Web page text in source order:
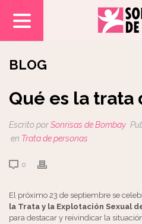
BLOG
Qué es la trata
Escrito porSonrisas de Bombay
en Trata de personas
0
El próximo 23 de septiembre se
la Trata y la Explotación Sexual
para destacar y reivindicar la